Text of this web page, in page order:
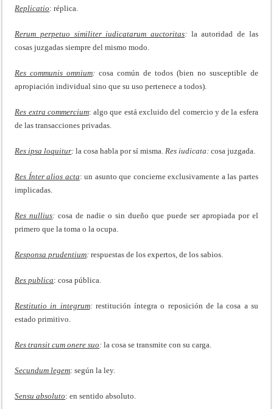
Replicatio: réplica.
Rerum perpetuo similiter iudicatarum auctoritas: la autoridad de las
cosas juzgadas siempre del mismo modo.
Res communis omnium:cosa común de todos (bien no susceptible de
apropiación individual sino que su uso pertenece a todos).
Res extra commercium: algo que está excluido del comercio y de la esfera
de las transacciones privadas.
Res ipsa loquitur:la cosa habla por sí misma. Res iudicata:cosa juzgada.
Res Ínter alios acta: un asunto que concierne exclusivamente a las partes
implicadas.
Res nullius:cosa de nadie o sin dueño que puede ser apropiada por el
primero que la toma o la ocupa.
Responsa prudentium:respuestas de los expertos, de los sabios.
Res publica: cosa pública.
Restitutio in integrum: restitución íntegra o reposición de la cosa a su
estado primitivo.
Res transit cum onere suo :la cosa se transmite con su carga.
Secundum legem:según la ley.
Sensu absoluto: en sentido absoluto.